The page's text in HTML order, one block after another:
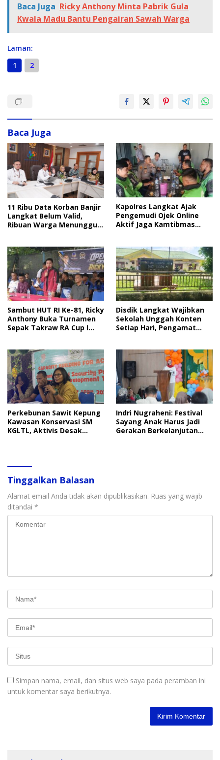
Baca Juga Ricky Anthony Minta Pabrik Gula
Kwala Madu Bantu Pengairan Sawah Warga
Laman:
1
2
Baca Juga
11 Ribu Data Korban Banjir
Langkat Belum Valid,
Ribuan Warga Menunggu
Kapolres Langkat Ajak
Pengemudi Ojek Online
Aktif Jaga Kamtibmas
Sambut HUT RI Ke-81, Ricky
Anthony Buka Turnamen
Sepak Takraw RA Cup I
Disdik Langkat Wajibkan
Sekolah Unggah Konten
Setiap Hari, Pengamat
Perkebunan Sawit Kepung
Kawasan Konservasi SM
KGLTL, Aktivis Desak
Indri Nugraheni: Festival
Sayang Anak Harus Jadi
Gerakan Berkelanjutan
Tinggalkan Balasan
Alamat email Anda tidak akan dipublikasikan. Ruas yang wajib
ditandai *
Simpan nama, email, dan situs web saya pada peramban ini
untuk komentar saya berikutnya.